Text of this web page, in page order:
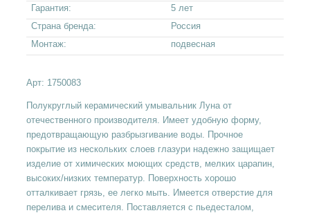
Гарантия:
5 лет
Страна бренда:
Россия
Монтаж:
подвесная
Арт: 1750083
Полукруглый керамический умывальник Луна от
отечественного производителя. Имеет удобную форму,
предотвращающую разбрызгивание воды. Прочное
покрытие из нескольких слоев глазури надежно защищает
изделие от химических моющих средств, мелких царапин,
высоких/низких температур. Поверхность хорошо
отталкивает грязь, ее легко мыть. Имеется отверстие для
перелива и смесителя. Поставляется с пьедесталом,